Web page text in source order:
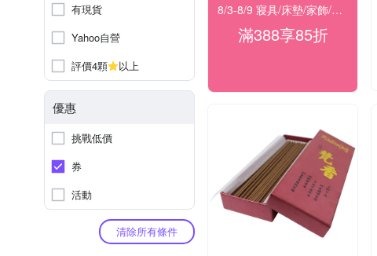
有現貨
Yahoo自營
評價4顆
以上
優惠
挑戰低價
券
活動
清除所有條件
8/3-8/9 寢具/床墊/家飾/開運 滿388享85折
滿388享85折